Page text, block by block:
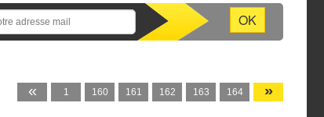
« 1 160 161 162 163 164 »